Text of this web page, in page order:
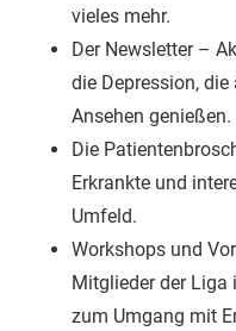
vieles mehr.
Der Newsletter –
die Depression,
Ansehen genießen.
Die
Erkrankte und
Umfeld.
Workshops und
Mitglieder der Liga
zum Umgang mit